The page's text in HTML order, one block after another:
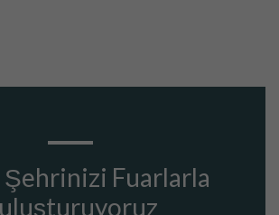
Şehrinizi Fuarlarla